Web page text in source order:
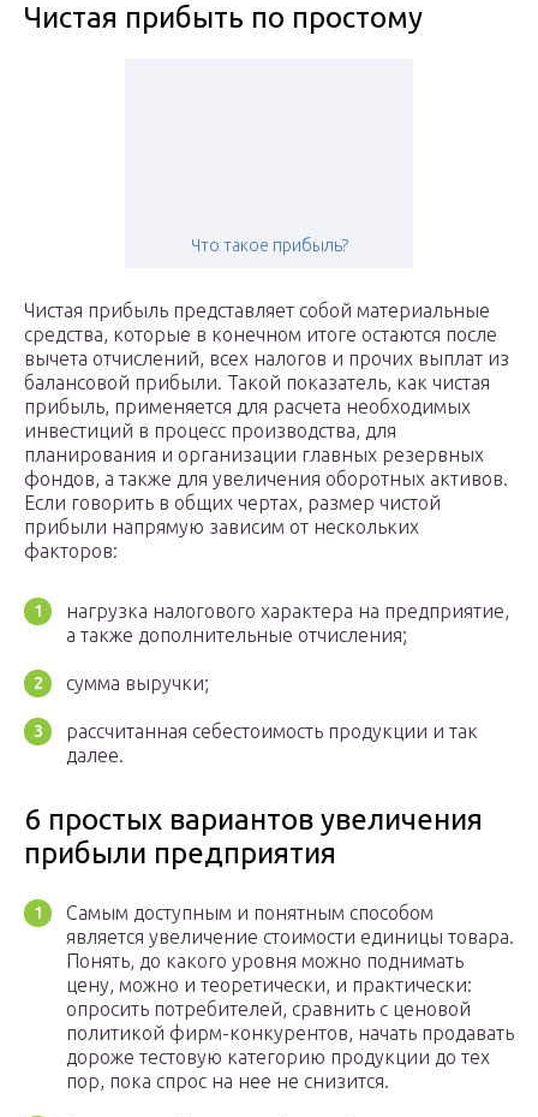
Чистая прибыть по простому
Что такое прибыль?
Чистая прибыль представляет собой материальные
средства, которые в конечном итоге остаются после
вычета отчислений, всех налогов и прочих выплат из
балансовой прибыли. Такой показатель, как чистая
прибыль, применяется для расчета необходимых
инвестиций в процесс производства, для
планирования и организации главных резервных
фондов, а также для увеличения оборотных активов.
Если говорить в общих чертах, размер чистой
прибыли напрямую зависим от нескольких
факторов:
нагрузка налогового характера на предприятие,
а также дополнительные отчисления;
сумма выручки;
рассчитанная себестоимость продукции и так
далее.
6 простых вариантов увеличения
прибыли предприятия
Самым доступным и понятным способом
является увеличение стоимости единицы товара.
Понять, до какого уровня можно поднимать
цену, можно и теоретически, и практически:
опросить потребителей, сравнить с ценовой
политикой фирм-конкурентов, начать продавать
дороже тестовую категорию продукции до тех
пор, пока спрос на нее не снизится.